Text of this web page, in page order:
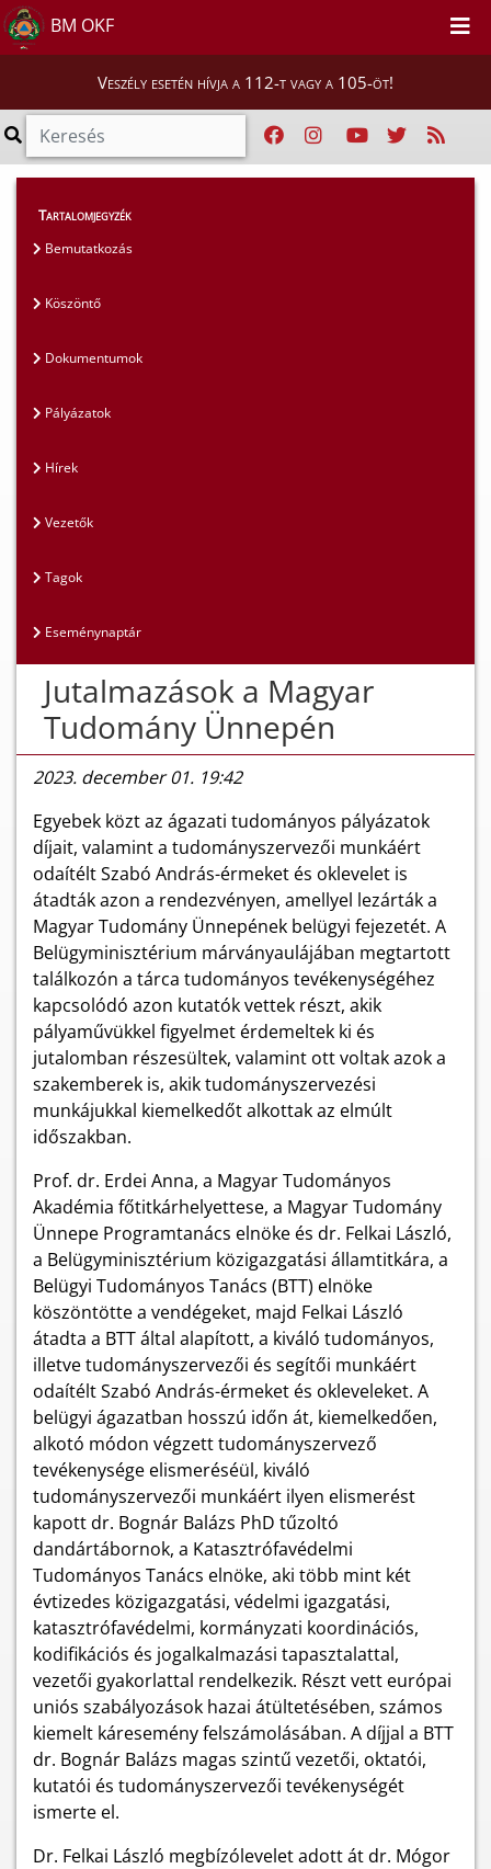
BM OKF
Veszély esetén hívja a 112-t vagy a 105-öt!
Magunkról
Tartalomjegyzék
Bemutatkozás
Köszöntő
Dokumentumok
Pályázatok
Hírek
Vezetők
Tagok
Eseménynaptár
Jutalmazások a Magyar
Tudomány Ünnepén
2023. december 01. 19:42
Egyebek közt az ágazati tudományos pályázatok
díjait, valamint a tudományszervezői munkáért
odaítélt Szabó András-érmeket és oklevelet is
átadták azon a rendezvényen, amellyel lezárták a
Magyar Tudomány Ünnepének belügyi fejezetét. A
Belügyminisztérium márványaulájában megtartott
találkozón a tárca tudományos tevékenységéhez
kapcsolódó azon kutatók vettek részt, akik
pályaművükkel figyelmet érdemeltek ki és
jutalomban részesültek, valamint ott voltak azok a
szakemberek is, akik tudományszervezési
munkájukkal kiemelkedőt alkottak az elmúlt
időszakban.
Prof. dr. Erdei Anna, a Magyar Tudományos
Akadémia főtitkárhelyettese, a Magyar Tudomány
Ünnepe Programtanács elnöke és dr. Felkai László,
a Belügyminisztérium közigazgatási államtitkára, a
Belügyi Tudományos Tanács (BTT) elnöke
köszöntötte a vendégeket, majd Felkai László
átadta a BTT által alapított, a kiváló tudományos,
illetve tudományszervezői és segítői munkáért
odaítélt Szabó András-érmeket és okleveleket. A
belügyi ágazatban hosszú időn át, kiemelkedően,
alkotó módon végzett tudományszervező
tevékenysége elismeréséül, kiváló
tudományszervezői munkáért ilyen elismerést
kapott dr. Bognár Balázs PhD tűzoltó
dandártábornok, a Katasztrófavédelmi
Tudományos Tanács elnöke, aki több mint két
évtizedes közigazgatási, védelmi igazgatási,
katasztrófavédelmi, kormányzati koordinációs,
kodifikációs és jogalkalmazási tapasztalattal,
vezetői gyakorlattal rendelkezik. Részt vett európai
uniós szabályozások hazai átültetésében, számos
kiemelt káresemény felszámolásában. A díjjal a BTT
dr. Bognár Balázs magas szintű vezetői, oktatói,
kutatói és tudományszervezői tevékenységét
ismerte el.
Dr. Felkai László megbízólevelet adott át dr. Mógor